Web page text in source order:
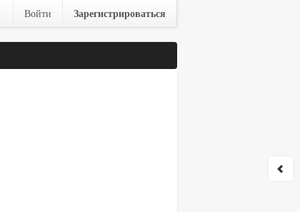
Войти Зарегистрироваться